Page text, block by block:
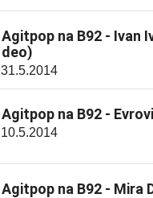
Agitpop na B92 - Ivan
deo)
31.5.2014
Agitpop na B92 -
10.5.2014
Agitpop na B92 - Mira